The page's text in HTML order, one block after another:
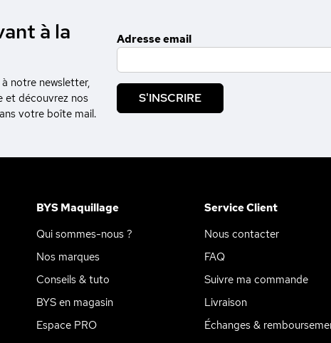
à la
notre newsletter,
et découvrez nos
votre boîte mail.
Adresse email
S'INSCRIRE
BYS Maquillage
Qui sommes-nous ?
Nos marques
Conseils & tuto
BYS en magasin
Espace PRO
Service Client
Nous contacter
FAQ
Suivre ma commande
Livraison
Échanges &